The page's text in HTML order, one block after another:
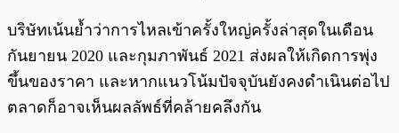
บริษัทเน้นย้ำว่าการไหลเข้าครั้งใหญ่ครั้งล่าสุดในเดือน
กันยายน 2020 และกุมภาพันธ์ 2021 ส่งผลให้เกิดการพุ่ง
ขึ้นของราคา และหากแนวโน้มปัจจุบันยังคงดำเนินต่อไป
ตลาดก็อาจเห็นผลลัพธ์ที่คล้ายคลึงกัน